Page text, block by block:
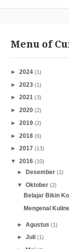
Menu of
► 2024 (1)
► 2023 (1)
► 2021 (3)
► 2020 (2)
► 2019 (2)
► 2018 (6)
► 2017 (13)
▼ 2016 (10)
►Desember(1)
▼Oktober(2)
Belajar Bikin
Mengenal
►Agustus(1)
►Juli(1)